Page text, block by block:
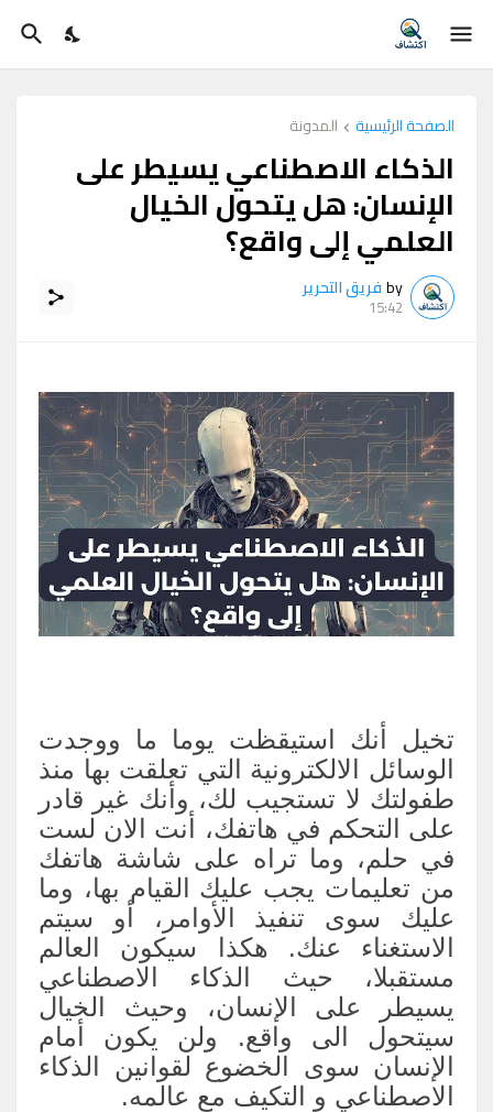
الصفحة الرئيسية المدونة
الذكاء الاصطناعي يسيطر على
الإنسان: هل يتحول الخيال
العلمي إلى واقع؟
byفريق التحرير
15:42
تخيل أنك استيقظت يوما ما ووجدت
الوسائل الالكترونية التي تعلقت بها منذ
طفولتك لا تستجيب لك، وأنك غير قادر
على التحكم في هاتفك، أنت الان لست
في حلم، وما تراه على شاشة هاتفك
من تعليمات يجب عليك القيام بها، وما
عليك سوى تنفيذ الأوامر، أو سيتم
الاستغناء عنك. هكذا سيكون العالم
مستقبلا، حيث الذكاء الاصطناعي
يسيطر على الإنسان، وحيث الخيال
سيتحول الى واقع. ولن يكون أمام
الإنسان سوى الخضوع لقوانين الذكاء
الاصطناعي و التكيف مع عالمه.